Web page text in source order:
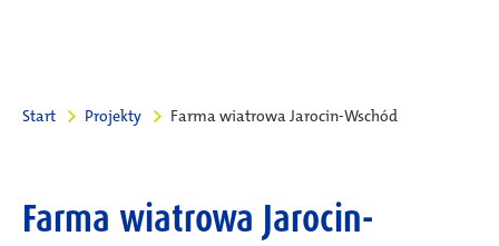
Start Projekty Farma wiatrowa Jarocin-Wschód
Farma wiatrowa Jarocin-